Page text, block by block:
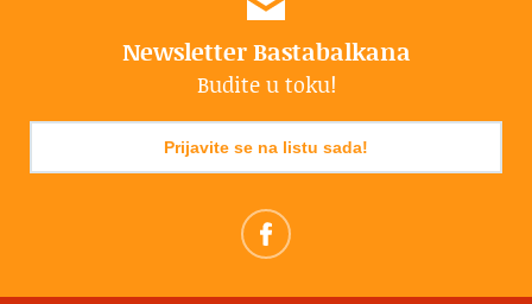
Newsletter Bastabalkana
Budite u toku!
Prijavite se na listu sada!